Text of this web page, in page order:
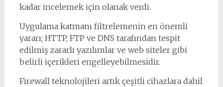
kadar incelemek için olanak verdi.
Uygulama katmanı filtrelemenin en önemli
yararı; HTTP, FTP ve DNS tarafından tespit
edilmiş zararlı yazılımlar ve web siteler gibi
belirli içerikleri engelleyebilmesidir.
Firewall teknolojileri artık çeşitli cihazlara dahil